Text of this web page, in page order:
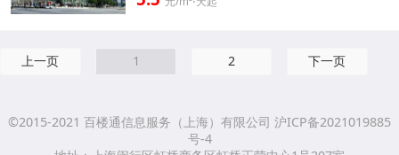
上一页 1 2 下一页
©2015-2021 百楼通信息服务（上海）有限公司 沪ICP备2021019885
号-4